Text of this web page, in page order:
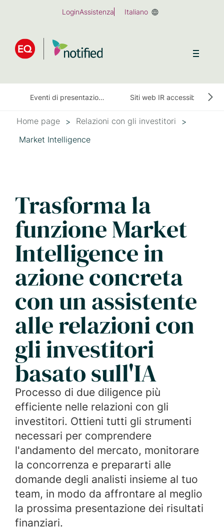
main
LoginAssistenza Italiano
Eventi di presentazione dei risultati finanziari Siti web IR accessibili
Home page
Relazioni con gli investitori
Market Intelligence
Trasforma la
funzione Market
Intelligence in
azione concreta
con un assistente
alle relazioni con
gli investitori
basato sull'IA
Processo di due diligence più
efficiente nelle relazioni con gli
investitori. Ottieni tutti gli strumenti
necessari per comprendere
l'andamento del mercato, monitorare
la concorrenza e prepararti alle
domande degli analisti insieme al tuo
team, in modo da affrontare al meglio
la prossima presentazione dei risultati
finanziari.